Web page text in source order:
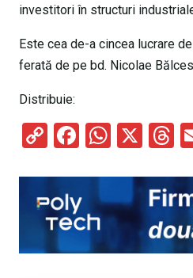
investitori în structuri
Este cea de-a cincea lucrare
ferată de pe bd. Nicolae
Distribuie:
C
py
Li
n
k
F
ce
b
o
o
W
at
s
A
p
X
T
e
a
d
s